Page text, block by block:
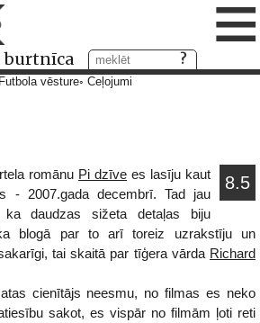
burtnīca ≡
Futbola vēsture Ceļojumi
8.5
romānu Pi dzīve es lasīju kaut
- 2007.gada decembrī. Tad jau
daudzas sižeta detaļas biju
blogā par to arī toreiz uzrakstīju un
tai skaitā par tīģera vārda Richard
cienītājs neesmu, no filmas es neko
sakot, es vispār no filmām ļoti reti